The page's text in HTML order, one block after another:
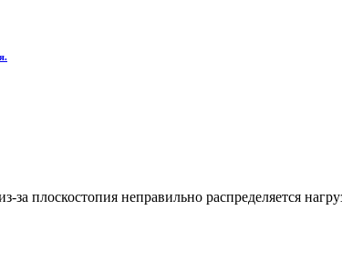
плоскостопия неправильно распределяется